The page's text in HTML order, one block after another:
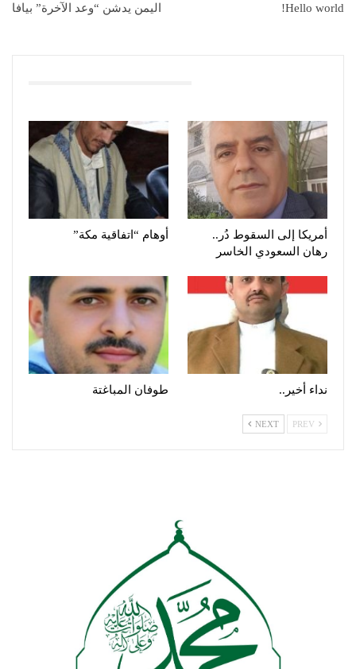
Hello world! اليمن يدشن “وعد الآخرة” بيافا
أمريكا إلى السقوط دُر..
رهان السعودي الخاسر
أوهام “اتفاقية مكة”
نداء أخير.. طوفان المباغتة
NEXT